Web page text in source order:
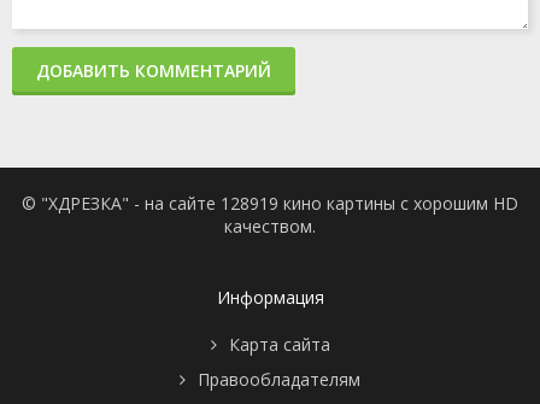
ДОБАВИТЬ КОММЕНТАРИЙ
© "ХДРЕЗКА" - на сайте 128919 кино картины с хорошим HD
качеством.
Информация
Карта сайта
Правообладателям